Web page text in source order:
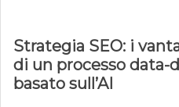
Strategia SEO: i
di un processo data-
basato sull’AI